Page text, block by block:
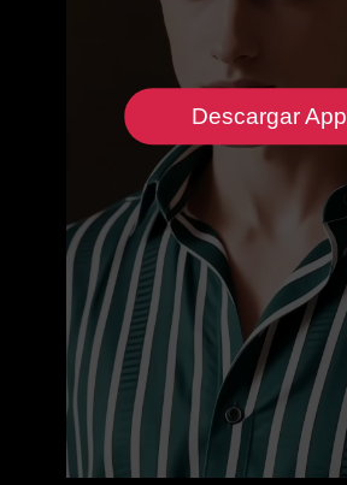
Descargar App